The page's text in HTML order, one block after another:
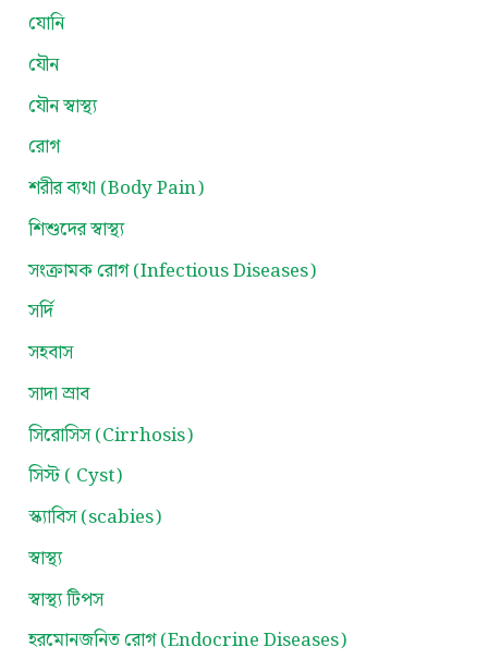
যোনি
যৌন
যৌন স্বাস্থ্য
রোগ
শরীর ব্যথা (Body Pain)
শিশুদের স্বাস্থ্য
সংক্রামক রোগ (Infectious Diseases)
সর্দি
সহবাস
সাদা স্রাব
সিরোসিস (Cirrhosis)
সিস্ট ( Cyst)
স্ক্যাবিস (scabies)
স্বাস্থ্য
স্বাস্থ্য টিপস
হরমোনজনিত রোগ (Endocrine Diseases)